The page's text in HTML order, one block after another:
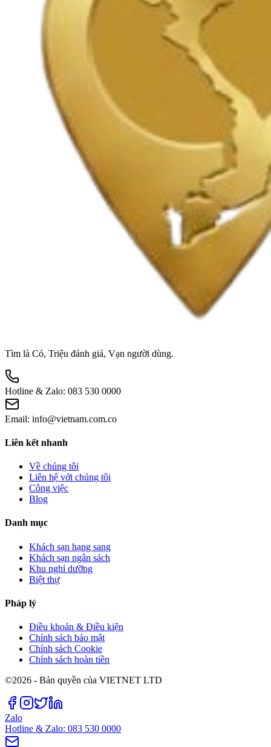
Tìm là Có, Triệu đánh giá, Vạn người dùng.
Hotline & Zalo: 083 530 0000
Email: info@vietnam.com.co
Liên kết nhanh
Về chúng tôi
Liên hệ với chúng tôi
Công việc
Blog
Danh mục
Khách sạn hạng sang
Khách sạn ngân sách
Khu nghỉ dưỡng
Biệt thự
Pháp lý
Điều khoản & Điều kiện
Chính sách bảo mật
Chính sách Cookie
Chính sách hoàn tiền
©2026 - Bản quyền của VIETNET LTD
Zalo
Hotline & Zalo: 083 530 0000